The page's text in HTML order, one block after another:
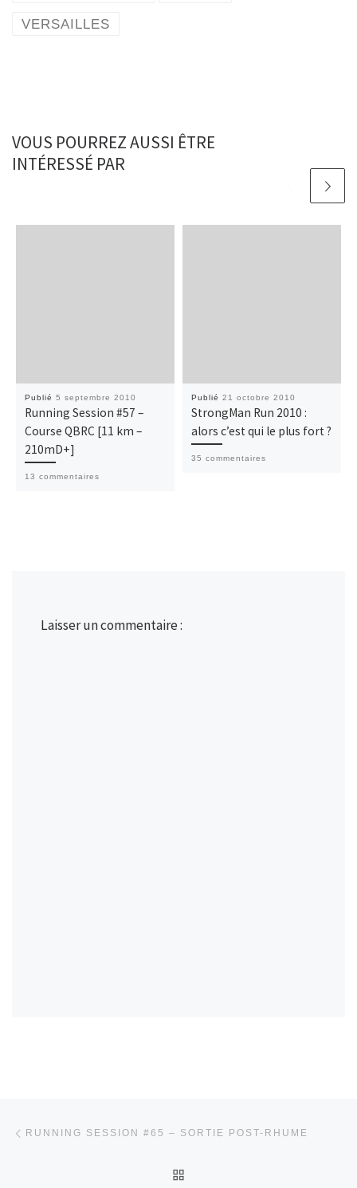
VERSAILLES
VOUS POURREZ AUSSI ÊTRE
INTÉRESSÉ PAR
Publié5 septembre 2010
Running Session #57 –
Course QBRC [11 km –
210mD+]
13 commentaires
Publié21 octobre 2010
StrongMan Run 2010 :
alors c’est qui le plus fort ?
35 commentaires
Laisser un commentaire :
RUNNING SESSION #65 – SORTIE POST-RHUME